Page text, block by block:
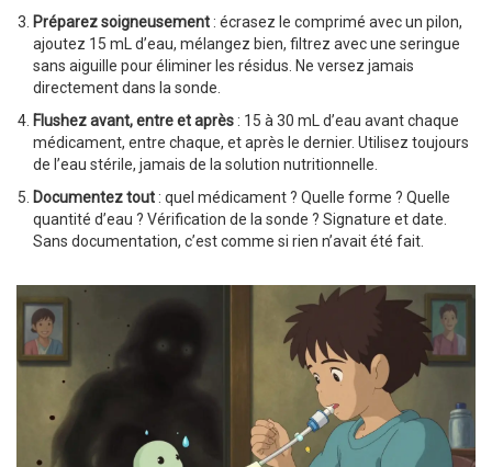
Préparez soigneusement : écrasez le comprimé avec un pilon,
ajoutez 15 mL d’eau, mélangez bien, filtrez avec une seringue
sans aiguille pour éliminer les résidus. Ne versez jamais
directement dans la sonde.
Flushez avant, entre et après : 15 à 30 mL d’eau avant chaque
médicament, entre chaque, et après le dernier. Utilisez toujours
de l’eau stérile, jamais de la solution nutritionnelle.
Documentez tout : quel médicament ? Quelle forme ? Quelle
quantité d’eau ? Vérification de la sonde ? Signature et date.
Sans documentation, c’est comme si rien n’avait été fait.